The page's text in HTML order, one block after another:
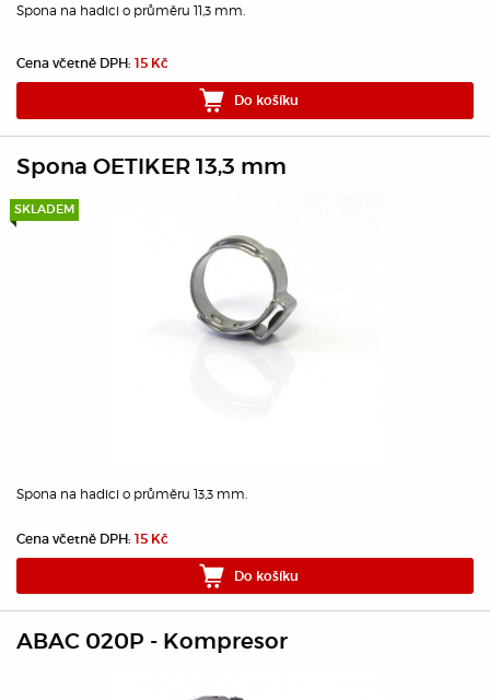
Spona na hadici o průměru 11,3 mm.
Cena včetně DPH: 15 Kč
Do košíku
Spona OETIKER 13,3 mm
SKLADEM
Spona na hadici o průměru 13,3 mm.
Cena včetně DPH: 15 Kč
Do košíku
ABAC 020P - Kompresor